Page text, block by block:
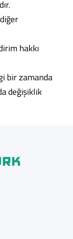
hakkı
bir zamanda
değişiklik